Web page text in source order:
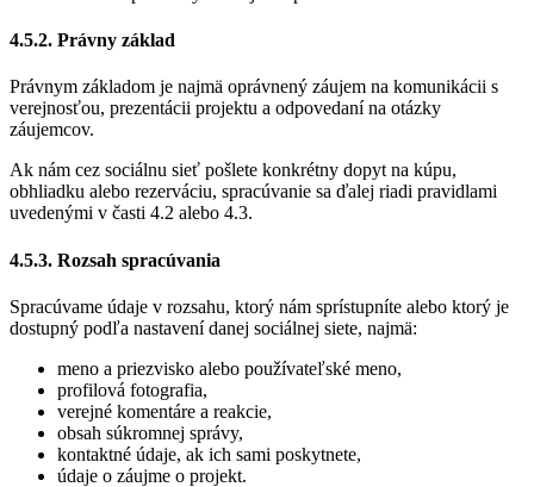
4.5.2. Právny základ
Právnym základom je najmä oprávnený záujem na komunikácii s
verejnosťou, prezentácii projektu a odpovedaní na otázky
záujemcov.
Ak nám cez sociálnu sieť pošlete konkrétny dopyt na kúpu,
obhliadku alebo rezerváciu, spracúvanie sa ďalej riadi pravidlami
uvedenými v časti 4.2 alebo 4.3.
4.5.3. Rozsah spracúvania
Spracúvame údaje v rozsahu, ktorý nám sprístupníte alebo ktorý je
dostupný podľa nastavení danej sociálnej siete, najmä:
meno a priezvisko alebo používateľské meno,
profilová fotografia,
verejné komentáre a reakcie,
obsah súkromnej správy,
kontaktné údaje, ak ich sami poskytnete,
údaje o záujme o projekt.